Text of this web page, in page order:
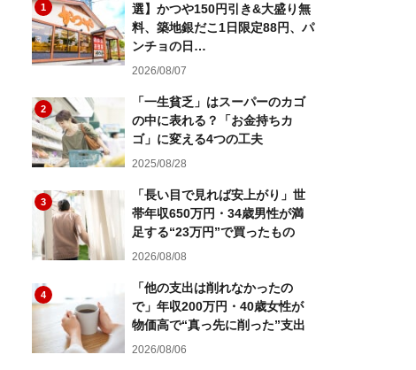
1
選】かつや150円引き&大盛り無
料、築地銀だこ1日限定88円、パ
ンチョの日…
2026/08/07
2
「一生貧乏」はスーパーのカゴ
の中に表れる？「お金持ちカ
ゴ」に変える4つの工夫
2025/08/28
3
「長い目で見れば安上がり」世
帯年収650万円・34歳男性が満
足する“23万円”で買ったもの
2026/08/08
4
「他の支出は削れなかったの
で」年収200万円・40歳女性が
物価高で“真っ先に削った”支出
2026/08/06